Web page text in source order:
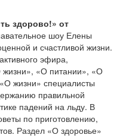
здорово!» от
шоу Елены
и счастливой жизни.
эфира,
жизни», «О питании», «О
жизни» специалисты
правильной
падений на льду. В
по приготовлению,
Раздел «О здоровье»